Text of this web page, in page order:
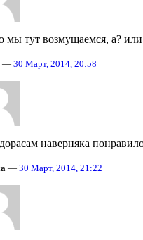
мы тут возмущаемся, а?
— 30 Март, 2014, 20:58
наверняка
— 30 Март, 2014, 21:22